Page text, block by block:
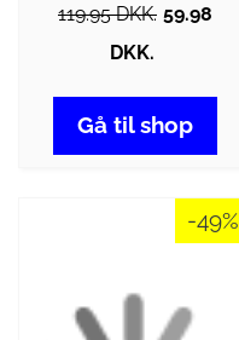
119.95 DKK. 59.98
DKK.
Gå til shop
-49%